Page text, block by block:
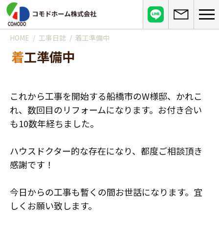
コモドホームについて
コモドホームの特長
挑戦！地域No.1
施工事例
お客様の声
工事日記
実績マンションリスト
お役立ち情報
リフォームに役立つ情報
リフォームに必要な知識
リフォームにかかる費用
その他
よくある質問
介護保険適用の住宅改修について
インフォメーション
会社概要
政府や行政への登録情報
店舗情報
HOME 工事日誌 着工準備中
着工準備中
これから工事を開始する船橋市のW様邸、かれこ
れ、数回目のリフォームになります。お付き合い
も10数年経ちました。
ハウスドクター的な存在になり、都度ご相談頂き
感謝です！
今日からの工事も暫くの間お世話になります。宜
しくお願い致します。